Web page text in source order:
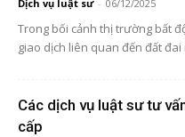
Dịch vụ luật sư - 06/12/2025
Trong bối cảnh thị trường bất
giao dịch liên quan đến đất
Các dịch vụ luật sư tư
cấp